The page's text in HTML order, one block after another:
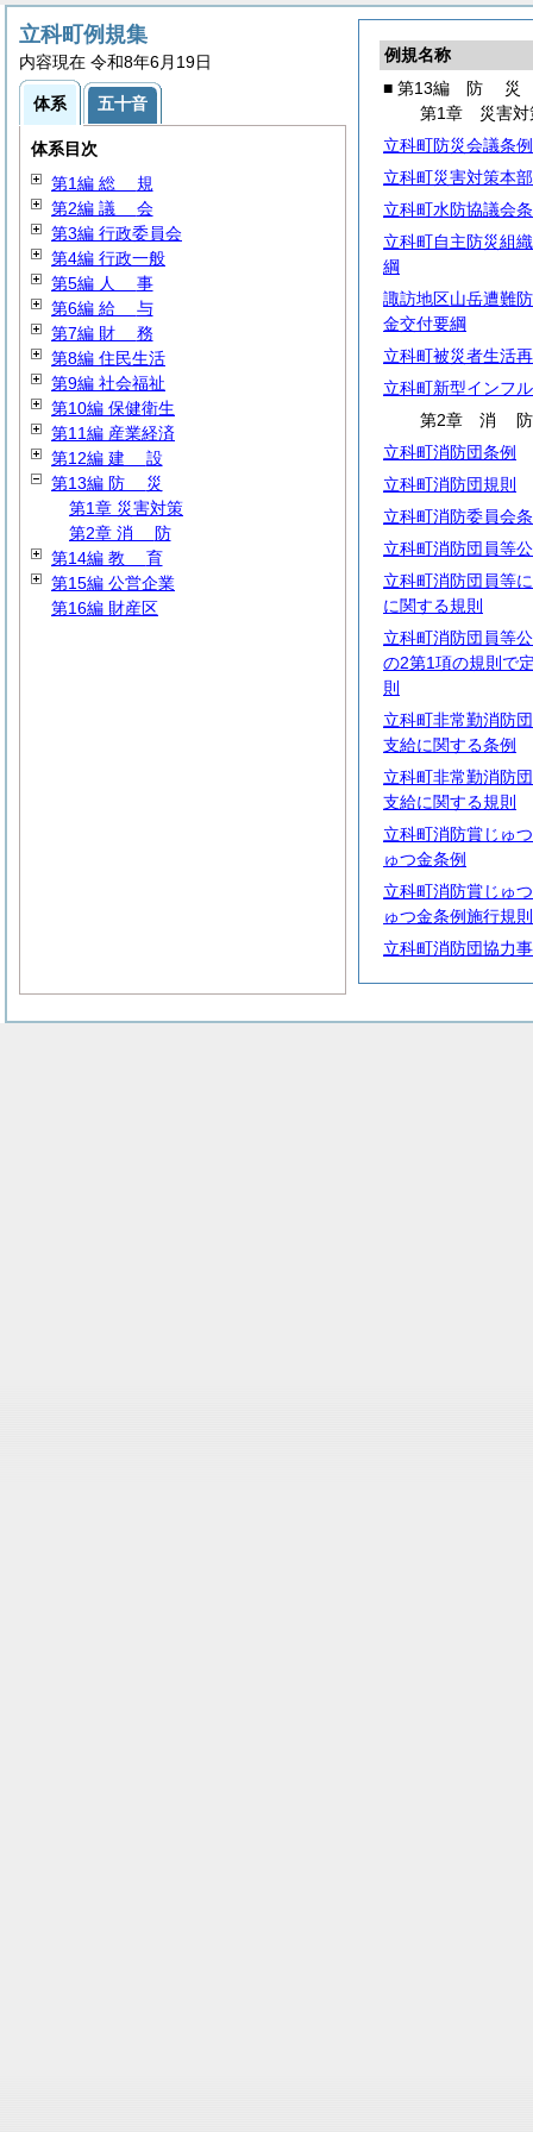
例規名称
■ 第13編 防 災
第1章 災害対
立科町防災会議条例
立科町災害対策本
立科町水防協議会
立科町自主防災組
綱
諏訪地区山岳遭難
金交付要綱
立科町被災者生活
立科町新型インフ
第2章 消 防
立科町消防団条例
立科町消防団規則
立科町消防委員会
立科町消防団員等
立科町消防団員等
に関する規則
立科町消防団員等
の2第1項の規則で
則
立科町非常勤消防
支給に関する条例
立科町非常勤消防
支給に関する規則
立科町消防賞じゅ
ゅつ金条例
立科町消防賞じゅ
ゅつ金条例施行規則
立科町消防団協力
立科町例規集
内容現在 令和8年6月19日
体系 五十音
体系目次
第1編 総 規
第2編 議 会
第3編 行政委員会
第4編 行政一般
第5編 人 事
第6編 給 与
第7編 財 務
第8編 住民生活
第9編 社会福祉
第10編 保健衛生
第11編 産業経済
第12編 建 設
第13編 防 災
第1章 災害対策
第2章 消 防
第14編 教 育
第15編 公営企業
第16編 財産区